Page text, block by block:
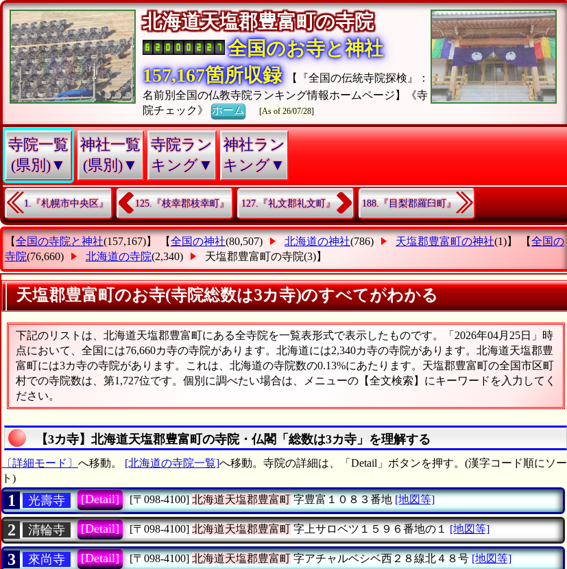
北海道天塩郡豊富町の寺院
全国のお寺と神社
157,167箇所収録
【『全国の伝統寺院探検』：
名前別全国の仏教寺院ランキング情報ホームページ】《寺
院チェック》ホーム [As of 26/07/28]
寺院一覧
(県別)▼
神社一覧
(県別)▼
寺院ラン
キング▼
神社ラン
キング▼
1.『札幌市中央区』 125.『枝幸郡枝幸町』 127.『礼文郡礼文町』 188.『目梨郡羅臼町』
【全国の寺院と神社(157,167)】 【全国の神社(80,507) 北海道の神社(786) 天塩郡豊富町の神社(1)】 【全国の
寺院(76,660) 北海道の寺院(2,340) 天塩郡豊富町の寺院(3)】
天塩郡豊富町のお寺(寺院総数は3カ寺)のすべてがわかる
下記のリストは、北海道天塩郡豊富町にある全寺院を一覧表形式で表示したものです。「2026年04月25日」時
点において、全国には76,660カ寺の寺院があります。北海道には2,340カ寺の寺院があります。北海道天塩郡豊
富町には3カ寺の寺院があります。これは、北海道の寺院数の0.13%にあたります。天塩郡豊富町の全国市区町
村での寺院数は、第1,727位です。個別に調べたい場合は、メニューの【全文検索】にキーワードを入力してく
ださい。
【3カ寺】北海道天塩郡豊富町の寺院・仏閣「総数は3カ寺」を理解する
〔詳細モード〕 へ移動。 [北海道の寺院一覧]へ移動。寺院の詳細は、「Detail」ボタンを押す。(漢字コード順にソー
ト)
1 光壽寺 [Detail] [〒098-4100] 北海道天塩郡豊富町字豊富１０８３番地 [地図等]
2 清輪寺 [Detail] [〒098-4100] 北海道天塩郡豊富町字上サロベツ１５９６番地の１ [地図等]
3 來尚寺 [Detail] [〒098-4100] 北海道天塩郡豊富町字アチャルベシベ西２８線北４８号 [地図等]